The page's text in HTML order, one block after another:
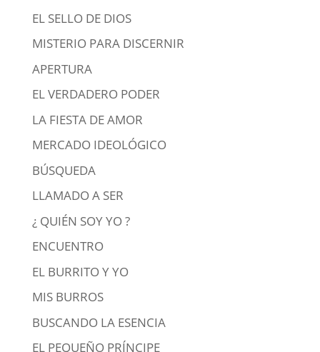
EL SELLO DE DIOS
MISTERIO PARA DISCERNIR
APERTURA
EL VERDADERO PODER
LA FIESTA DE AMOR
MERCADO IDEOLÓGICO
BÚSQUEDA
LLAMADO A SER
¿ QUIÉN SOY YO ?
ENCUENTRO
EL BURRITO Y YO
MIS BURROS
BUSCANDO LA ESENCIA
EL PEQUEÑO PRÍNCIPE